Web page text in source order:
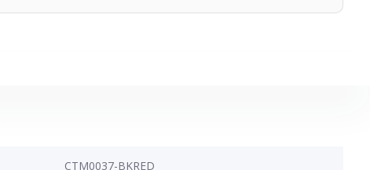
CTM0037-BKRED